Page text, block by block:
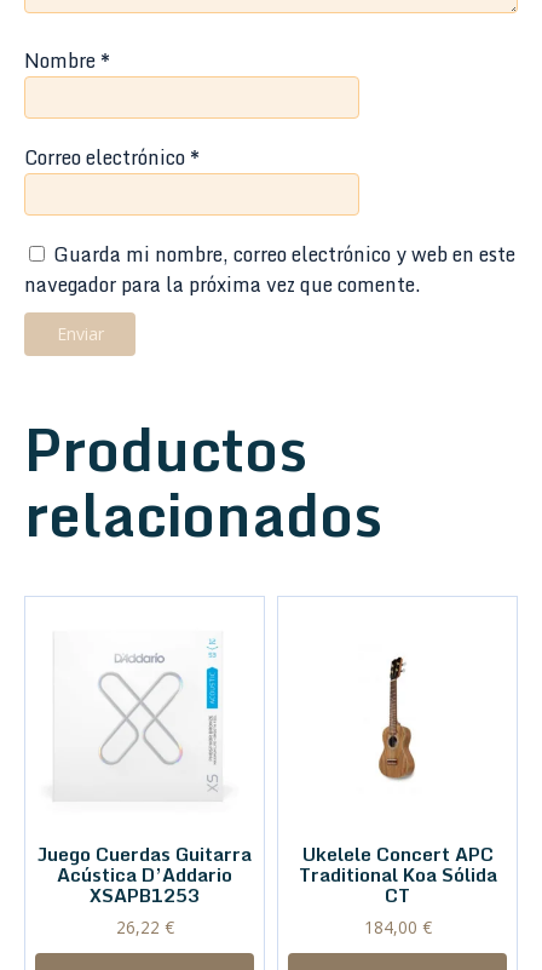
Nombre*
Correo electrónico*
Guarda mi nombre, correo electrónico y web en este
navegador para la próxima vez que comente.
Productos
relacionados
Juego Cuerdas Guitarra
Acústica D’Addario
XSAPB1253
26,22 €
Ukelele Concert APC
Traditional Koa Sólida
CT
184,00 €